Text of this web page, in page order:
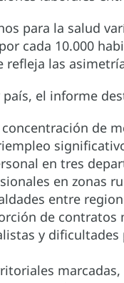
para la salud
cada 10.000
refleja las
el informe
de
en tres
en zonas
entre
de contratos
y dificultades